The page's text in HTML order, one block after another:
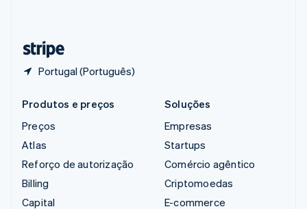
Portugal (Português)
Produtos e preços
Preços
Atlas
Reforço de autorização
Billing
Capital
Soluções
Empresas
Startups
Comércio agêntico
Criptomoedas
E-commerce